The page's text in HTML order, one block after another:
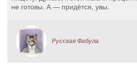
не готовы. А — придётся, увы.
Русская Фабула